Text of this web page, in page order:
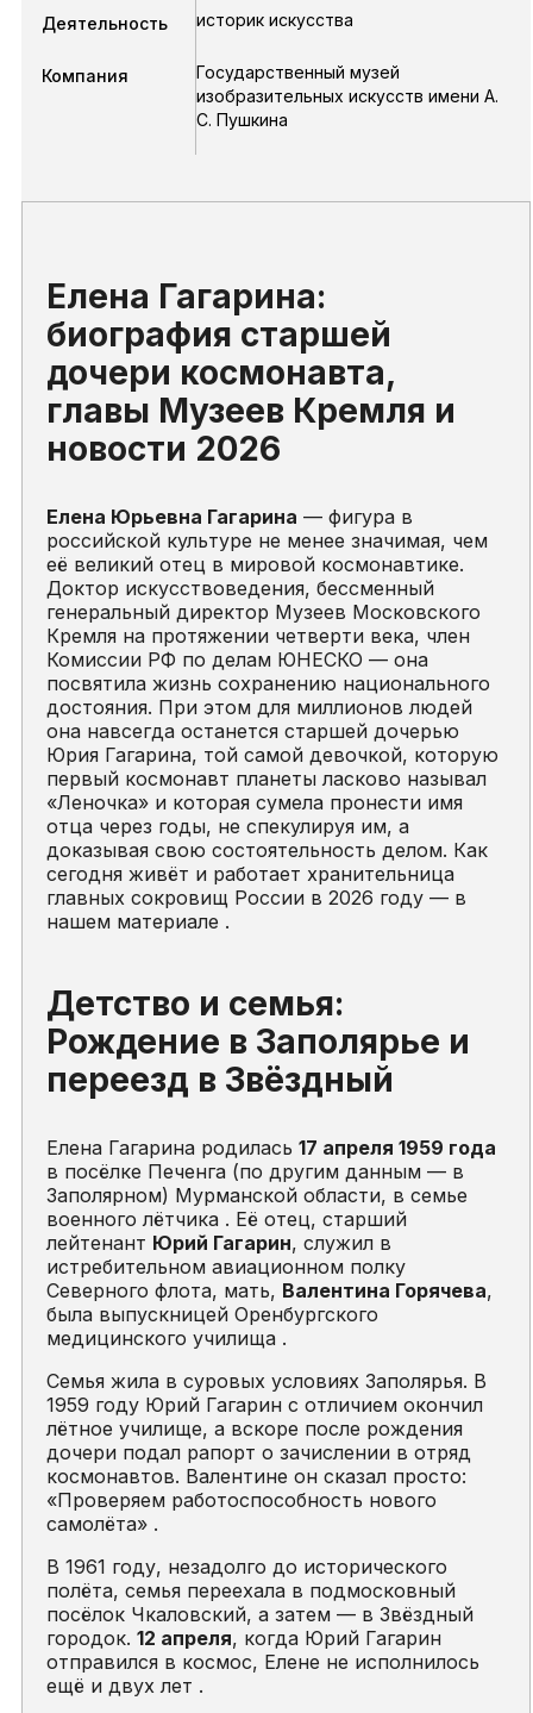
Деятельность историк искусства
Компания
Государственный музей
изобразительных искусств имени А.
С. Пушкина
Елена Гагарина:
биография старшей
дочери космонавта,
главы Музеев Кремля и
новости 2026
Елена Юрьевна Гагарина — фигура в
российской культуре не менее значимая, чем
её великий отец в мировой космонавтике.
Доктор искусствоведения, бессменный
генеральный директор Музеев Московского
Кремля на протяжении четверти века, член
Комиссии РФ по делам ЮНЕСКО — она
посвятила жизнь сохранению национального
достояния. При этом для миллионов людей
она навсегда останется старшей дочерью
Юрия Гагарина, той самой девочкой, которую
первый космонавт планеты ласково называл
«Леночка» и которая сумела пронести имя
отца через годы, не спекулируя им, а
доказывая свою состоятельность делом. Как
сегодня живёт и работает хранительница
главных сокровищ России в 2026 году — в
нашем материале .
Детство и семья:
Рождение в Заполярье и
переезд в Звёздный
Елена Гагарина родилась 17 апреля 1959 года
в посёлке Печенга (по другим данным — в
Заполярном) Мурманской области, в семье
военного лётчика . Её отец, старший
лейтенант Юрий Гагарин, служил в
истребительном авиационном полку
Северного флота, мать, Валентина Горячева,
была выпускницей Оренбургского
медицинского училища .
Семья жила в суровых условиях Заполярья. В
1959 году Юрий Гагарин с отличием окончил
лётное училище, а вскоре после рождения
дочери подал рапорт о зачислении в отряд
космонавтов. Валентине он сказал просто:
«Проверяем работоспособность нового
самолёта» .
В 1961 году, незадолго до исторического
полёта, семья переехала в подмосковный
посёлок Чкаловский, а затем — в Звёздный
городок. 12 апреля, когда Юрий Гагарин
отправился в космос, Елене не исполнилось
ещё и двух лет .